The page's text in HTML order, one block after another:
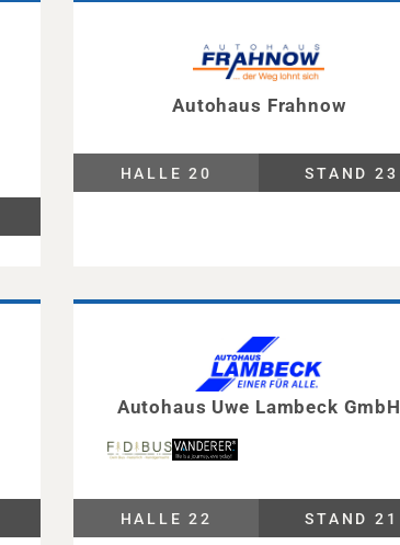
Autohaus Frahnow
HALLE 20 STAND 23
Autohaus Uwe Lambeck GmbH
HALLE 22 STAND 21